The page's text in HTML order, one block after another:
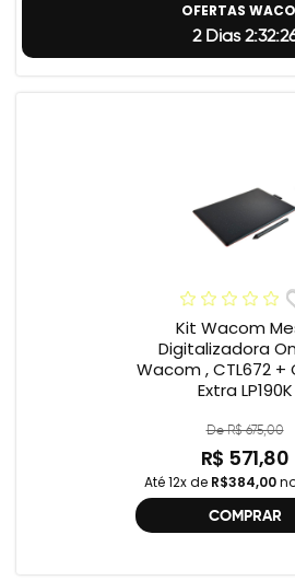
OFERTAS
2 Dias
Kit Wacom
Digitalizadora
Wacom , CTL672
Extra LP190K
De R$ 675,00
R$ 571,80
Até 12x de R$384,00
COMPRAR